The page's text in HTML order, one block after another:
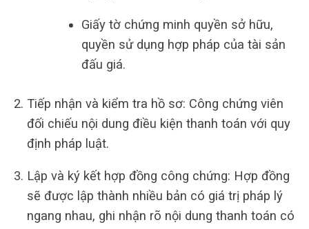
Giấy tờ chứng minh quyền sở hữu,
quyền sử dụng hợp pháp của tài sản
đấu giá.
Tiếp nhận và kiểm tra hồ sơ: Công chứng viên
đối chiếu nội dung điều kiện thanh toán với quy
định pháp luật.
Lập và ký kết hợp đồng công chứng: Hợp đồng
sẽ được lập thành nhiều bản có giá trị pháp lý
ngang nhau, ghi nhận rõ nội dung thanh toán có